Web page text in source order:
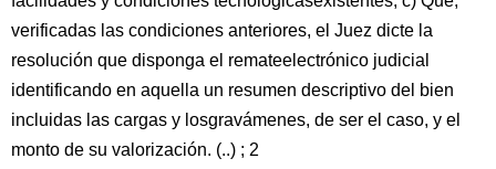
verificadas las condiciones anteriores, el Juez dicte la
resolución que disponga el remateelectrónico judicial
identificando en aquella un resumen descriptivo del bien
incluidas las cargas y losgravámenes, de ser el caso, y el
monto de su valorización. (..) ; 2